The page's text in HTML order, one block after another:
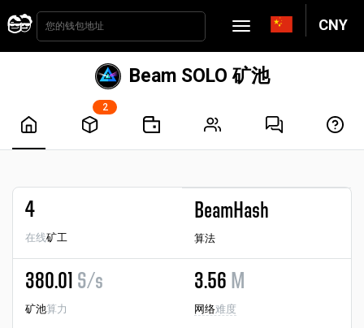
CNY
Beam SOLO 矿池
2
4
在线矿工
BeamHash
算法
380.01 S/s
矿池算力
3.56 M
网络难度